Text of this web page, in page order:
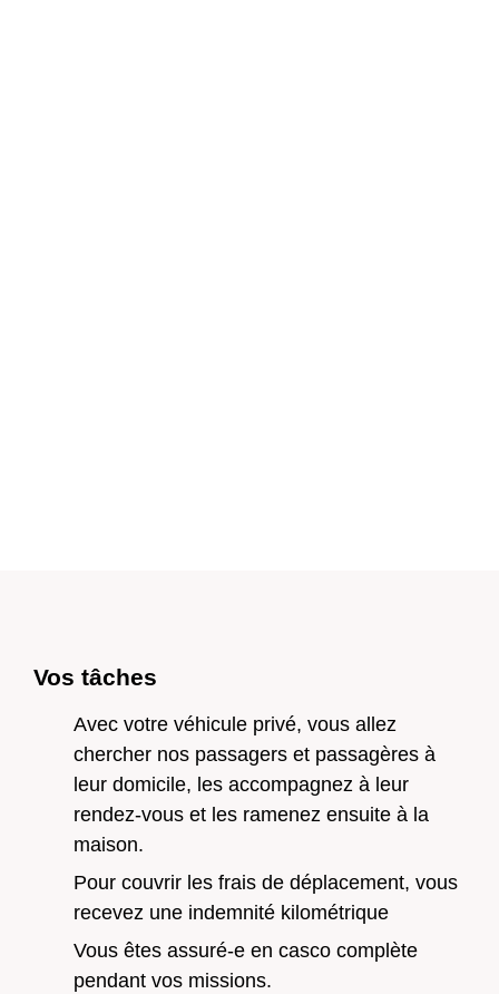
Vers l'aperçu
Vos tâches
Avec votre véhicule privé, vous allez
chercher nos passagers et passagères à
leur domicile, les accompagnez à leur
rendez-vous et les ramenez ensuite à la
maison.
Pour couvrir les frais de déplacement, vous
recevez une indemnité kilométrique
Vous êtes assuré-e en casco complète
pendant vos missions.